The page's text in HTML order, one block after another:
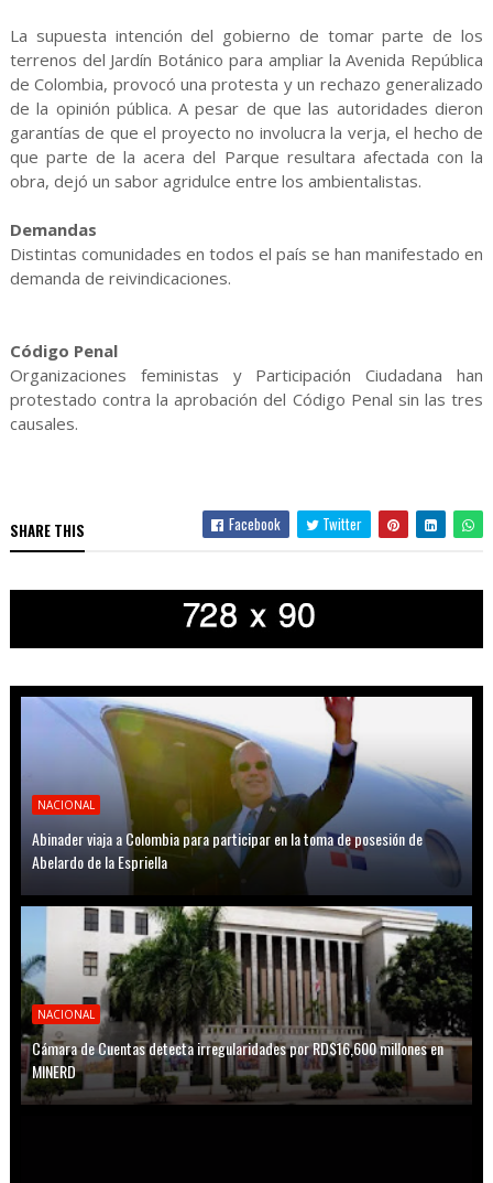
La supuesta intención del gobierno de tomar parte de los
terrenos del Jardín Botánico para ampliar la Avenida República
de Colombia, provocó una protesta y un rechazo generalizado
de la opinión pública. A pesar de que las autoridades dieron
garantías de que el proyecto no involucra la verja, el hecho de
que parte de la acera del Parque resultara afectada con la
obra, dejó un sabor agridulce entre los ambientalistas.
Demandas
Distintas comunidades en todos el país se han manifestado en
demanda de reivindicaciones.
Código Penal
Organizaciones feministas y Participación Ciudadana han
protestado contra la aprobación del Código Penal sin las tres
causales.
SHARE THIS Facebook Twitter
NACIONAL
Abinader viaja a Colombia para participar en la toma de posesión de
Abelardo de la Espriella
NACIONAL
Cámara de Cuentas detecta irregularidades por RD$16,600 millones en
MINERD